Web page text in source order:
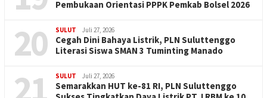
Pembukaan Orientasi PPPK Pemkab Bolsel 2026
20 SULUT Juli 27, 2026
Cegah Dini Bahaya Listrik, PLN Suluttenggo
Literasi Siswa SMAN 3 Tuminting Manado
21 SULUT Juli 27, 2026
Semarakkan HUT ke-81 RI, PLN Suluttenggo